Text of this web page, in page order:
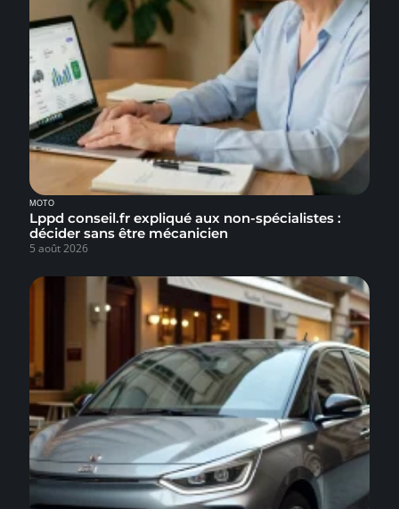
MOTO
Lppd conseil.fr expliqué aux non-spécialistes :
décider sans être mécanicien
5 août 2026